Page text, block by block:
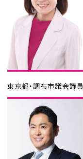
東京都・調布市議会議員